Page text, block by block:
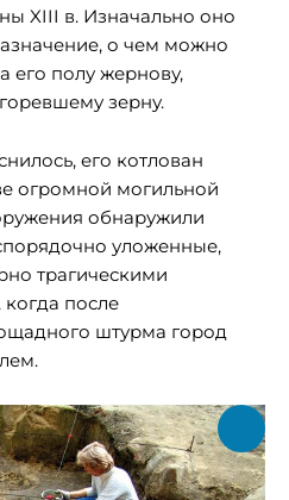
XIII в. Изначально оно
о чем можно
его полу жернову,
зерну.
его котлован
огромной могильной
обнаружили
уложенные,
трагическими
после
штурма город